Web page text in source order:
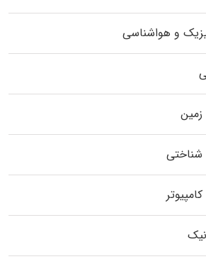
و هواشناسی
زمین
شناختی